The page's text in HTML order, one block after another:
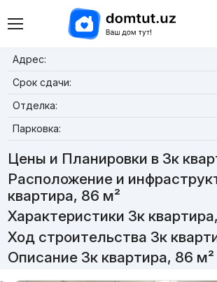
Адрес:
Срок сдачи:
Отделка:
Парковка:
Цены и Планировки в 3к
Расположение и
квартира, 86 м²
Характеристики 3к
Ход строительства 3к
Описание 3к квартира, 86 м²